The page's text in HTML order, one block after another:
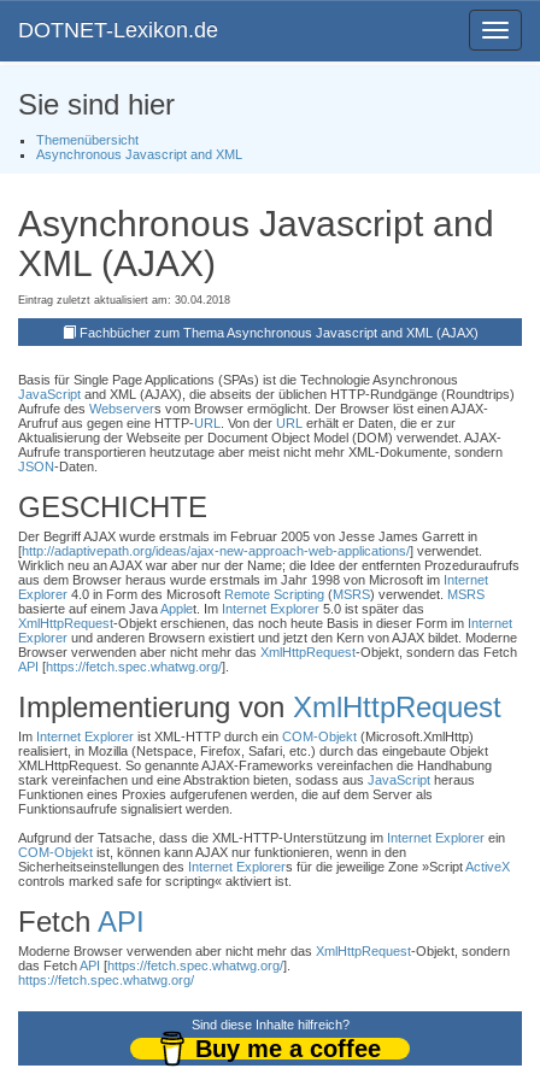
Toggle
DOTNET-Lexikon.de
Sie sind hier
Themenübersicht
Asynchronous Javascript and XML
Asynchronous Javascript and
XML (AJAX)
Eintrag zuletzt aktualisiert am: 30.04.2018
Fachbücher zum Thema Asynchronous Javascript and XML (AJAX)
Basis für Single Page Applications (SPAs) ist die Technologie Asynchronous
JavaScript and XML (AJAX), die abseits der üblichen HTTP-Rundgänge (Roundtrips)
Aufrufe des Webservers vom Browser ermöglicht. Der Browser löst einen AJAX-
Arufruf aus gegen eine HTTP-URL . Von der URL erhält er Daten, die er zur
Aktualisierung der Webseite per Document Object Model (DOM) verwendet. AJAX-
Aufrufe transportieren heutzutage aber meist nicht mehr XML-Dokumente, sondern
JSON-Daten.
GESCHICHTE
Der Begriff AJAX wurde erstmals im Februar 2005 von Jesse James Garrett in
[http://adaptivepath.org/ideas/ajax-new-approach-web-applications/] verwendet.
Wirklich neu an AJAX war aber nur der Name; die Idee der entfernten Prozeduraufrufs
aus dem Browser heraus wurde erstmals im Jahr 1998 von Microsoft im Internet
Explorer 4.0 in Form des Microsoft Remote Scripting (MSRS) verwendet. MSRS
basierte auf einem JavaApplet. Im Internet Explorer 5.0 ist später das
XmlHttpRequest-Objekt erschienen, das noch heute Basis in dieser Form im Internet
Explorer und anderen Browsern existiert und jetzt den Kern von AJAX bildet. Moderne
Browser verwenden aber nicht mehr das XmlHttpRequest-Objekt, sondern das Fetch
API [https://fetch.spec.whatwg.org/].
Implementierung von XmlHttpRequest
Im Internet Explorer ist XML-HTTP durch ein COM-Objekt (Microsoft.XmlHttp)
realisiert, in Mozilla (Netspace, Firefox, Safari, etc.) durch das eingebaute Objekt
XMLHttpRequest. So genannte AJAX-Frameworks vereinfachen die Handhabung
stark vereinfachen und eine Abstraktion bieten, sodass aus JavaScript heraus
Funktionen eines Proxies aufgerufenen werden, die auf dem Server als
Funktionsaufrufe signalisiert werden.
Aufgrund der Tatsache, dass die XML-HTTP-Unterstützung im Internet Explorer ein
COM-Objekt ist, können kann AJAX nur funktionieren, wenn in den
Sicherheitseinstellungen des Internet Explorers für die jeweilige Zone »ScriptActiveX
controls marked safe for scripting« aktiviert ist.
Fetch API
Moderne Browser verwenden aber nicht mehr das XmlHttpRequest-Objekt, sondern
das FetchAPI [https://fetch.spec.whatwg.org/].
https://fetch.spec.whatwg.org/
Sind diese Inhalte hilfreich?
Buy me a coffee